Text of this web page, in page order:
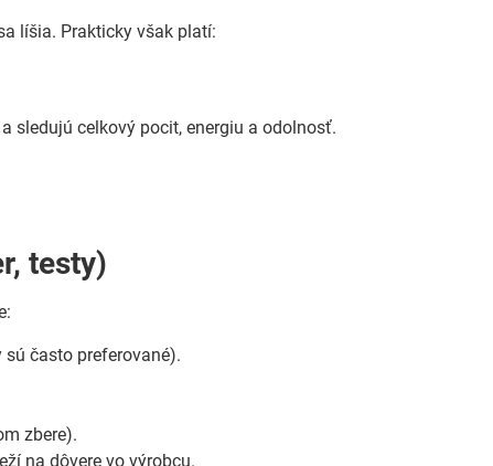
líšia. Prakticky však platí:
sledujú celkový pocit, energiu a odolnosť.
testy)
často preferované).
zbere).
na dôvere vo výrobcu.